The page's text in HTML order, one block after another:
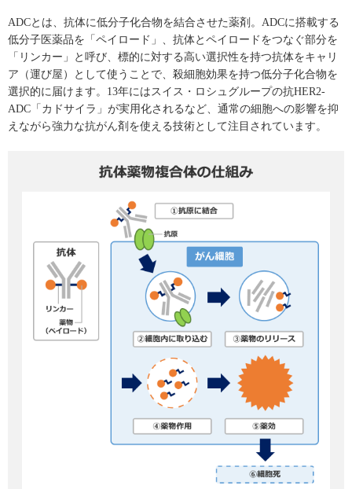
ADCとは、抗体に低分子化合物を結合させた薬剤。ADCに搭載する
低分子医薬品を「ペイロード」、抗体とペイロードをつなぐ部分を
「リンカー」と呼び、標的に対する高い選択性を持つ抗体をキャリ
ア（運び屋）として使うことで、殺細胞効果を持つ低分子化合物を
選択的に届けます。13年にはスイス・ロシュグループの抗HER2-
ADC「カドサイラ」が実用化されるなど、通常の細胞への影響を抑
えながら強力な抗がん剤を使える技術として注目されています。